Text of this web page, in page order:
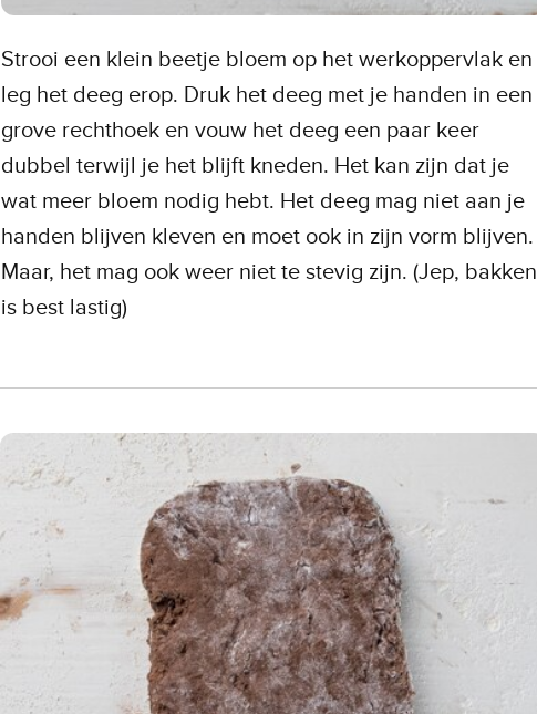
Strooi een klein beetje bloem op het werkoppervlak en
leg het deeg erop. Druk het deeg met je handen in een
grove rechthoek en vouw het deeg een paar keer
dubbel terwijl je het blijft kneden. Het kan zijn dat je
wat meer bloem nodig hebt. Het deeg mag niet aan je
handen blijven kleven en moet ook in zijn vorm blijven.
Maar, het mag ook weer niet te stevig zijn. (Jep, bakken
is best lastig)